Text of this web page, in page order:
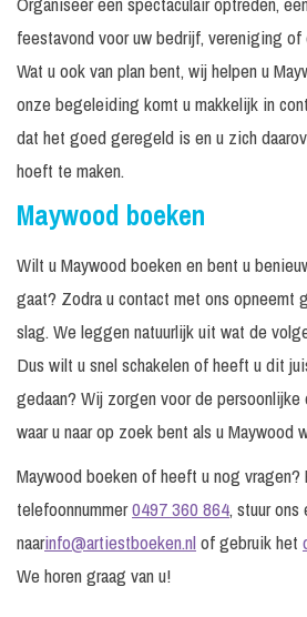
feestavond voor uw bedrijf, vereniging
Wat u ook van plan bent, wij helpen u
onze begeleiding komt u makkelijk in
dat het goed geregeld is en u zich
hoeft te maken.
Maywood boeken
Wilt u Maywood boeken en bent u
gaat? Zodra u contact met ons opneemt
slag. We leggen natuurlijk uit wat de
Dus wilt u snel schakelen of heeft u dit
gedaan? Wij zorgen voor de
waar u naar op zoek bent als u Maywood
Maywood boeken of heeft u nog vragen?
telefoonnummer0497 360 864, stuur ons
naarinfo@artiestboeken.nlof gebruik het
We horen graag van u!